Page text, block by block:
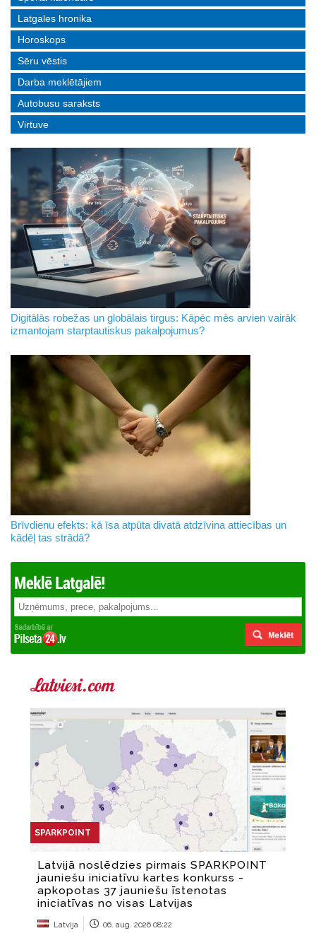
Latgales hronika
Horoskops
Sēru vēstis
Darba meklētājiem
Autobusu saraksts
Virtuve
Digitālās robežas un globālais tirgus: Kāpēc mēs arvien vairāk
izmantojam starptautiskus pakalpojumus?
Brīvdienu efekts: kā īsa atpūta divatā atdzīvina attiecības un
kādēļ tas strādā?